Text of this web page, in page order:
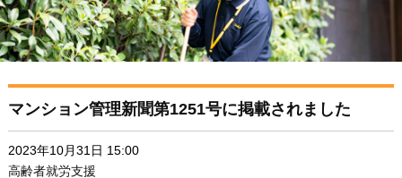
マンション管理新聞第1251号に掲載されました
2023年10月31日 15:00
高齢者就労支援